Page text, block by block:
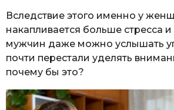
Вследствие этого именно у
накапливается больше стресса и
мужчин даже можно услышать
почти перестали уделять
почему бы это?